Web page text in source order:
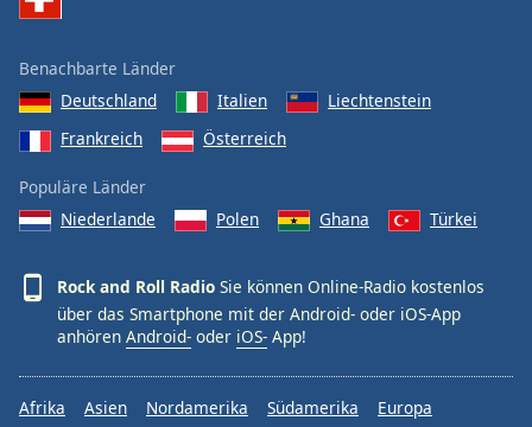
Benachbarte Länder
Deutschland
Italien
Liechtenstein
Frankreich
Österreich
Populäre Länder
Niederlande
Polen Ghana Türkei
Rock and Roll Radio Sie können Online-Radio kostenlos
über das Smartphone mit der Android- oder iOS-App
anhören Android- oder iOS- App!
Afrika Asien Nordamerika Südamerika Europa